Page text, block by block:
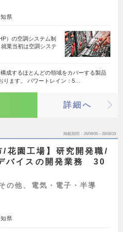
県
）の空調システム制
業当初は空調システ
構成するほとんどの領域をカバーする製品
ります。 パワートレイン：5…
詳細へ
掲載期間 26/08/06～26/08/19
/花園工場】研究開発職/
バイスの開発業務 30
の他、電気・電子・半導
県